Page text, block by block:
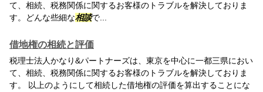
て、相続、税務関係に関するお客様のトラブルを解決しておりま
す。どんな些細な相談で...
借地権の相続と評価
税理士法人かなり&パートナーズは、東京を中心に一都三県におい
て、相続、税務関係に関するお客様のトラブルを解決しておりま
す。 以上のようにして相続した借地権の評価を算出することにな